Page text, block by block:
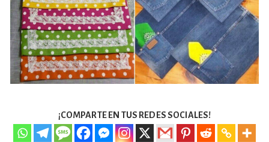
¡COMPARTE EN TUS REDES SOCIALES!